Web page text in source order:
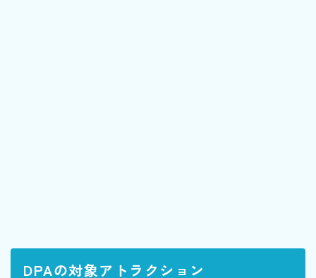
DPAの対象アトラクション